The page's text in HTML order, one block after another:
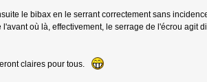
le bibax en le serrant correctement sans
où là, effectivement, le serrage de l'écrou agit
claires pour tous.